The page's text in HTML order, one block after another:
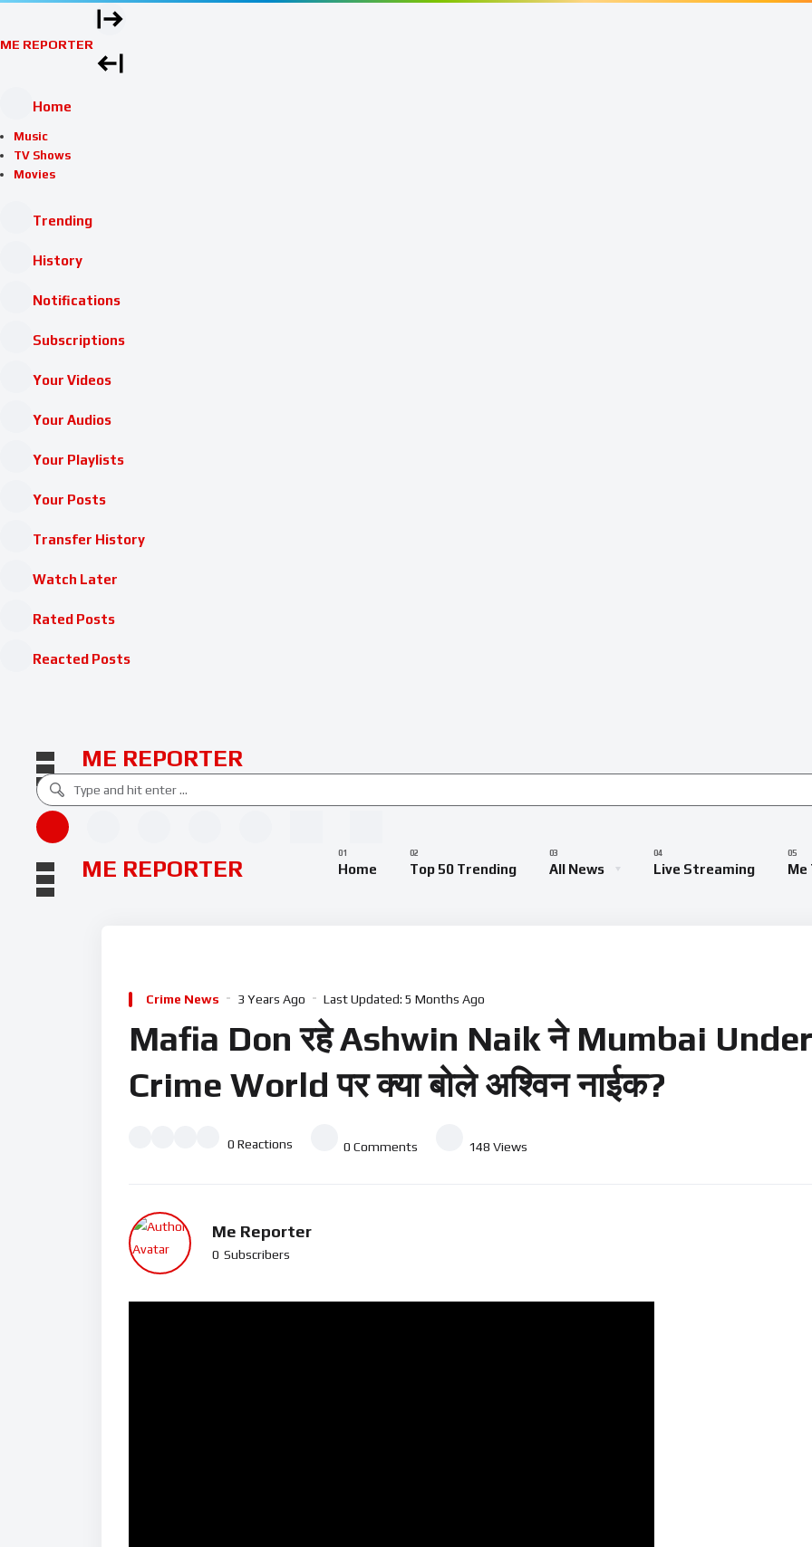
ME REPORTER
Home
Music
TV Shows
Movies
Trending
History
Notifications
Subscriptions
Your Videos
Your Audios
Your Playlists
Your Posts
Transfer History
Watch Later
Rated Posts
Reacted Posts
ME REPORTER
ME REPORTER Home Top 50 Trending All News Live Streaming Me
Crime News 3 Years Ago Last Updated: 5 Months Ago
Mafia Don रहे Ashwin Naik ने Mumbai
Crime World पर क्या बोले अश्विन नाईक?
0 Reactions 0 Comments 148 Views
Me Reporter
0 Subscribers